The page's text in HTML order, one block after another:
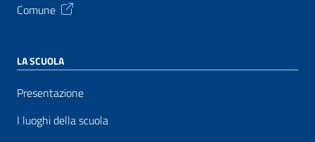
Comune
LA SCUOLA
Presentazione
I luoghi della scuola